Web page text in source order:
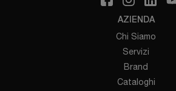
AZIENDA
Chi Siamo
Servizi
Brand
Cataloghi